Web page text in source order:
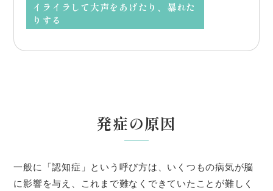
イライラして大声をあげたり、暴れた
りする
発症の原因
一般に「認知症」という呼び方は、いくつもの病気が脳
に影響を与え、これまで難なくできていたことが難しく